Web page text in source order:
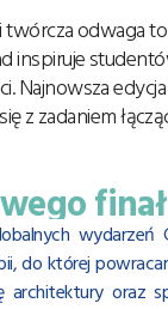
odwaga
Najnowsza
z zadaniem
wydarzeń
do której
oraz